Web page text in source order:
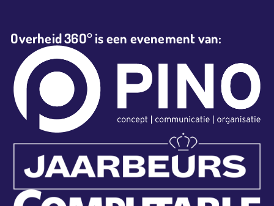
Overheid 36O° is een evenement van: